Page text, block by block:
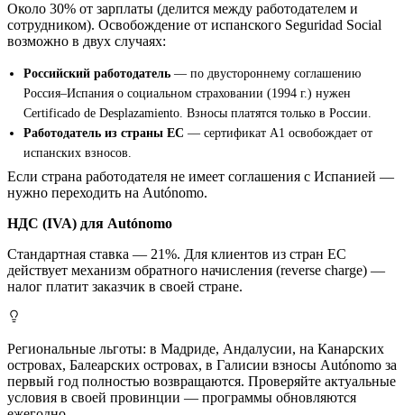
Около 30% от зарплаты (делится между работодателем и
сотрудником). Освобождение от испанского Seguridad Social
возможно в двух случаях:
Российский работодатель — по двустороннему соглашению
Россия–Испания о социальном страховании (1994 г.) нужен
Certificado de Desplazamiento. Взносы платятся только в России.
Работодатель из страны ЕС — сертификат A1 освобождает от
испанских взносов.
Если страна работодателя не имеет соглашения с Испанией —
нужно переходить на Autónomo.
НДС (IVA) для Autónomo
Стандартная ставка — 21%. Для клиентов из стран ЕС
действует механизм обратного начисления (reverse charge) —
налог платит заказчик в своей стране.
Региональные льготы: в Мадриде, Андалусии, на Канарских
островах, Балеарских островах, в Галисии взносы Autónomo за
первый год полностью возвращаются. Проверяйте актуальные
условия в своей провинции — программы обновляются